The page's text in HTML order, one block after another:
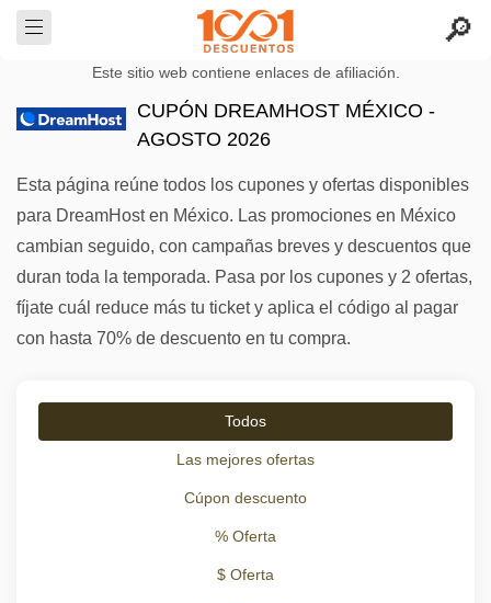
Este sitio web contiene enlaces de afiliación.
CUPÓN DREAMHOST MÉXICO -
AGOSTO 2026
Esta página reúne todos los cupones y ofertas disponibles
para DreamHost en México. Las promociones en México
cambian seguido, con campañas breves y descuentos que
duran toda la temporada. Pasa por los cupones y 2 ofertas,
fíjate cuál reduce más tu ticket y aplica el código al pagar
con hasta 70% de descuento en tu compra.
Todos
Las mejores ofertas
Cúpon descuento
% Oferta
$ Oferta